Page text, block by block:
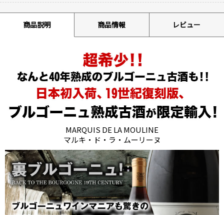
商品説明 商品情報 レビュー
MARQUIS DE LA MOULINE
マルキ・ド・ラ・ムーリーヌ